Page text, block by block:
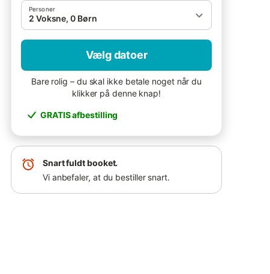
Personer
2 Voksne, 0 Børn
Vælg datoer
Bare rolig – du skal ikke betale noget når du
klikker på denne knap!
GRATIS afbestilling
Snart fuldt booket.
Vi anbefaler, at du bestiller snart.